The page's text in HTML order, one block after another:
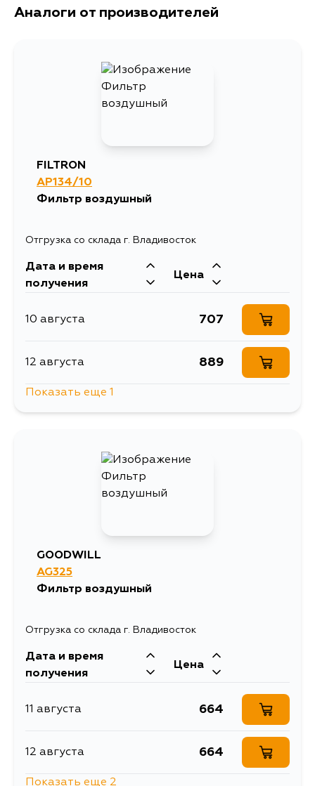
Аналоги от производителей
FILTRON
AP134/10
Фильтр воздушный
Отгрузка со склада г. Владивосток
Дата и время
получения
Цена
10 августа 707
12 августа 889
Показать еще 1
GOODWILL
AG325
Фильтр воздушный
Отгрузка со склада г. Владивосток
Дата и время
получения
Цена
11 августа 664
12 августа 664
Показать еще 2